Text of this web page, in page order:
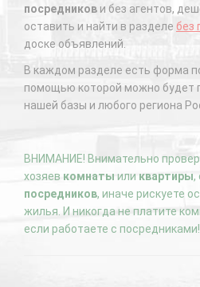
посредников и без агентов,
оставить и найти в разделе без
доске объявлений.
В каждом разделе есть форма
помощью которой можно будет
нашей базы и любого региона
ВНИМАНИЕ! Внимательно
хозяев комнаты или квартиры,
посредников, иначе рискуете
жилья. И никогда не платите
если работаете с посредниками!